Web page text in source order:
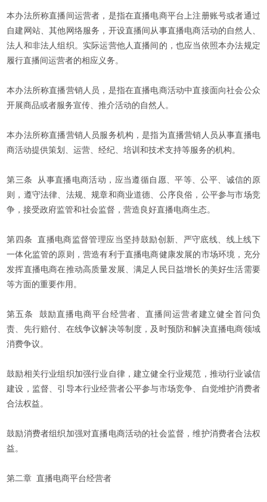
本办法所称直播间运营者，是指在直播电商平台上注册账号或者通过
自建网站、其他网络服务，开设直播间从事直播电商活动的自然人、
法人和非法人组织。实际运营他人直播间的，也应当依照本办法规定
履行直播间运营者的相应义务。
本办法所称直播营销人员，是指在直播电商活动中直接面向社会公众
开展商品或者服务宣传、推介活动的自然人。
本办法所称直播营销人员服务机构，是指为直播营销人员从事直播电
商活动提供策划、运营、经纪、培训和技术支持等服务的机构。
第三条 从事直播电商活动，应当遵循自愿、平等、公平、诚信的原
则，遵守法律、法规、规章和商业道德、公序良俗，公平参与市场竞
争，接受政府监管和社会监督，营造良好直播电商生态。
第四条 直播电商监督管理应当坚持鼓励创新、严守底线、线上线下
一体化监管的原则，营造有利于直播电商健康发展的市场环境，充分
发挥直播电商在推动高质量发展、满足人民日益增长的美好生活需要
等方面的重要作用。
第五条 鼓励直播电商平台经营者、直播间运营者建立健全首问负
责、先行赔付、在线争议解决等制度，及时预防和解决直播电商领域
消费争议。
鼓励相关行业组织加强行业自律，建立健全行业规范，推动行业诚信
建设，监督、引导本行业经营者公平参与市场竞争、自觉维护消费者
合法权益。
鼓励消费者组织加强对直播电商活动的社会监督，维护消费者合法权
益。
第二章 直播电商平台经营者